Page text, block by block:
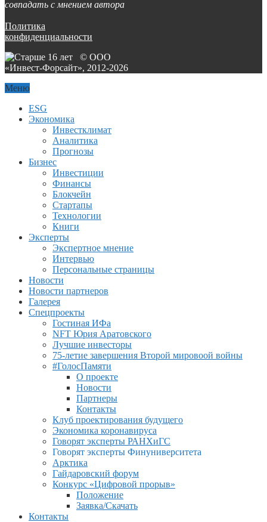
совпадать с мнением автора
Политика
конфиденциальности
© ООО
«Инвест-Форсайт», 2012-2026
Меню
ESG
Экономика
Инвестклимат
Аналитика
Прогнозы
Бизнес
Инвестиции
Финансы
Блокчейн
Стартапы
Технологии
Книги
Эксперты
Экспертное мнение
Интервью
Персональные страницы
Новости
Новости партнеров
Галерея
Спецпроекты
Гостиная ИФа
NFT Юрия Аратовского
Лучшие инвесторы
75-летие завершения Второй мировоой войны
#ГолосПамяти
О проекте
Новости
Партнеры
Контакты
Клуб проектирования будущего
Экономика коронавируса
Говорят эксперты РАНХиГС
Говорят эксперты Финуниверситета
Арктика
Гайдаровский форум
Конкурс «Цифровой прорыв»
Положение
Заявка/Скачать
Контакты